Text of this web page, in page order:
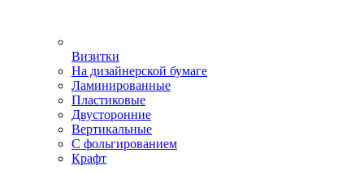
Визитки
На дизайнерской бумаге
Ламинированные
Пластиковые
Двусторонние
Вертикальные
С фольгированием
Крафт